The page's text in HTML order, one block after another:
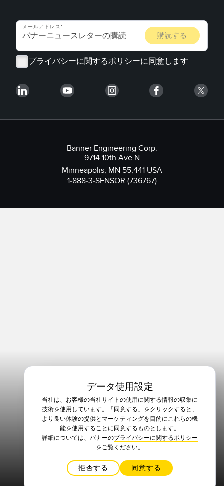
メールアドレス
プライバシーに関するポリシーに同意します
Banner Engineering Corp.
9714 10th Ave N
Minneapolis, MN 55,441 USA
1-888-3-SENSOR (736767)
データ使用設定
当社は、お客様の当社サイトの使用に関する情報の収集に
技術を使用しています。「同意する」をクリックすると、
より良い体験の提供とマーケティングを目的にこれらの機
能を使用することに同意するものとします。
詳細については、バナーのプライバシーに関するポリシー
をご覧ください。
拒否する 同意する